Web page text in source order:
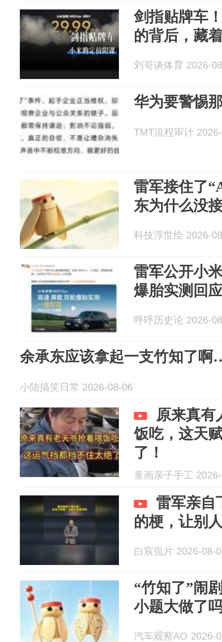
剑指贴牌车
的背后，藏
刘哥谈体育 2026-
华为要警惕
TMT流程审计
雷军接住了
东为什么没
科技浮世绘 2026-
雷军公开小
爆胎实测回
呼呼历史论 2026-
余承东应该拿起一支竹知了
小陆搞笑日常 2026-08-06
原来真有
饭吃，这天
了！
童画亲子手工
雷军亲自
的梗，让别
白宸侃片 2026-08-
“竹知了”闹
小题大做了
汽车观察AO 2026-